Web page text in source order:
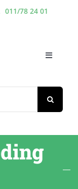
011/78 24 01
Toggle